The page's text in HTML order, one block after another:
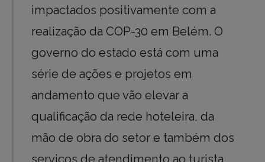
impactados positivamente com a
realização da COP-30 em Belém. O
governo do estado está com uma
série de ações e projetos em
andamento que vão elevar a
qualificação da rede hoteleira, da
mão de obra do setor e também dos